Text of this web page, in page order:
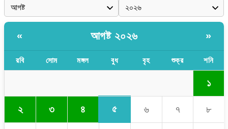
« আগষ্ট ২০২৬ »
রবি সোম মঙ্গল বুধ বৃহ শুক্র শনি
১
২ ৩ ৪ ৫ ৬ ৭ ৮